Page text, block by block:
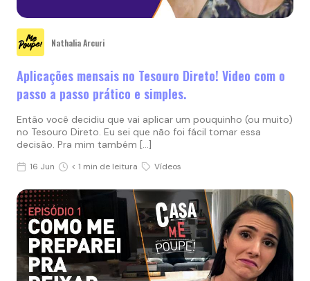
Nathalia Arcuri
Aplicações mensais no Tesouro Direto! Video com o
passo a passo prático e simples.
Então você decidiu que vai aplicar um pouquinho (ou muito)
no Tesouro Direto. Eu sei que não foi fácil tomar essa
decisão. Pra mim também […]
16 Jun < 1 min de leitura Vídeos